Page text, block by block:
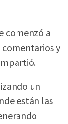
comenzó a
y
un
están las